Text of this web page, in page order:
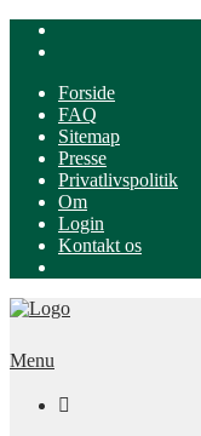
Forside
FAQ
Sitemap
Presse
Privatlivspolitik
Om
Login
Kontakt os
Menu
